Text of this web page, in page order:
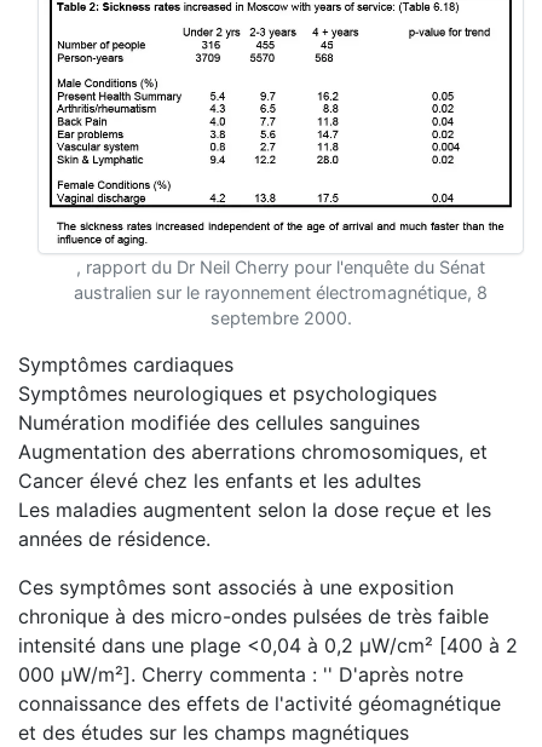
, rapport du Dr Neil Cherry pour l'enquête du Sénat
australien sur le rayonnement électromagnétique, 8
septembre 2000.
Symptômes cardiaques
Symptômes neurologiques et psychologiques
Numération modifiée des cellules sanguines
Augmentation des aberrations chromosomiques, et
Cancer élevé chez les enfants et les adultes
Les maladies augmentent selon la dose reçue et les
années de résidence.
Ces symptômes sont associés à une exposition
chronique à des micro-ondes pulsées de très faible
intensité dans une plage <0,04 à 0,2 μW/cm² [400 à 2
000 μW/m²]. Cherry commenta : '' D'après notre
connaissance des effets de l'activité géomagnétique
et des études sur les champs magnétiques